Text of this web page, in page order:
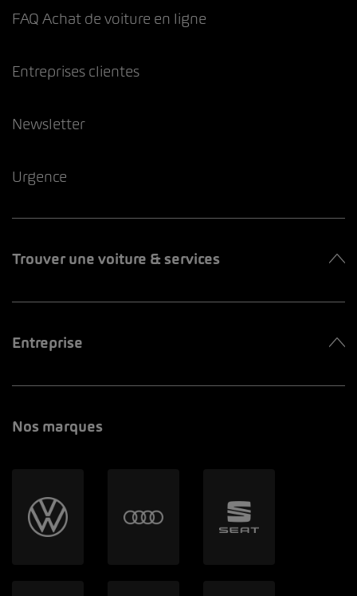
FAQ Achat de voiture en ligne
Entreprises clientes
Newsletter
Urgence
Trouver une voiture & services
Entreprise
Nos marques